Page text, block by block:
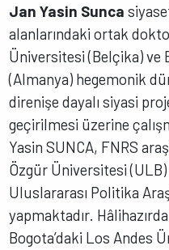
Jan Yasin Sunca
alanlarındaki ortak
Üniversitesi (Belçika) ve
(Almanya) hegemonik
direnişe dayalı siyasi
geçirilmesi üzerine
Yasin SUNCA, FNRS
Özgür Üniversitesi
Uluslararası Politika
yapmaktadır.
Bogota’daki Los Andes